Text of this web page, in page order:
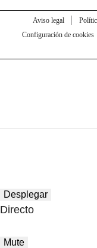
Aviso legal
Configuración de cookies
Desplegar
Directo
Mute